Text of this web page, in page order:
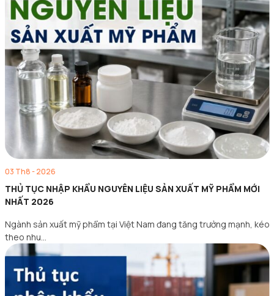
03 Th8 - 2026
THỦ TỤC NHẬP KHẨU NGUYÊN LIỆU SẢN XUẤT MỸ PHẨM MỚI
NHẤT 2026
Ngành sản xuất mỹ phẩm tại Việt Nam đang tăng trưởng mạnh, kéo
theo nhu…